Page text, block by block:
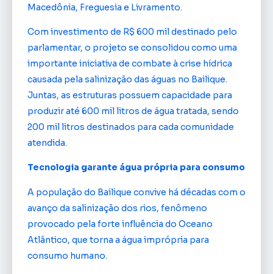
Macedônia, Freguesia e Livramento.
Com investimento de R$ 600 mil destinado pelo
parlamentar, o projeto se consolidou como uma
importante iniciativa de combate à crise hídrica
causada pela salinização das águas no Bailique.
Juntas, as estruturas possuem capacidade para
produzir até 600 mil litros de água tratada, sendo
200 mil litros destinados para cada comunidade
atendida.
Tecnologia garante água própria para consumo
A população do Bailique convive há décadas com o
avanço da salinização dos rios, fenômeno
provocado pela forte influência do Oceano
Atlântico, que torna a água imprópria para
consumo humano.